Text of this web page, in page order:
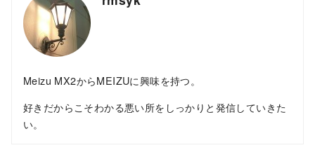
Meizu MX2からMEIZUに興味を持つ。
好きだからこそわかる悪い所をしっかりと発信していきた
い。